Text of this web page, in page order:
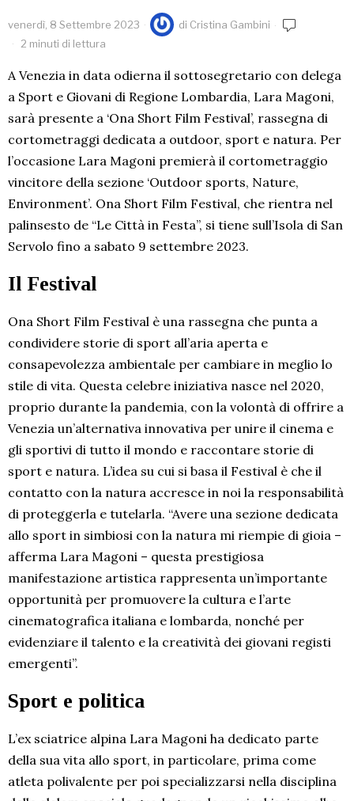
venerdì, 8 Settembre 2023 di Cristina Gambini
2 minuti di lettura
A Venezia in data odierna il sottosegretario con delega
a Sport e Giovani di Regione Lombardia, Lara Magoni,
sarà presente a ‘Ona Short Film Festival’, rassegna di
cortometraggi dedicata a outdoor, sport e natura. Per
l’occasione Lara Magoni premierà il cortometraggio
vincitore della sezione ‘Outdoor sports, Nature,
Environment’. Ona Short Film Festival, che rientra nel
palinsesto de “Le Città in Festa”, si tiene sull’Isola di San
Servolo fino a sabato 9 settembre 2023.
Il Festival
Ona Short Film Festival è una rassegna che punta a
condividere storie di sport all’aria aperta e
consapevolezza ambientale per cambiare in meglio lo
stile di vita. Questa celebre iniziativa nasce nel 2020,
proprio durante la pandemia, con la volontà di offrire a
Venezia un’alternativa innovativa per unire il cinema e
gli sportivi di tutto il mondo e raccontare storie di
sport e natura. L’idea su cui si basa il Festival è che il
contatto con la natura accresce in noi la responsabilità
di proteggerla e tutelarla. “Avere una sezione dedicata
allo sport in simbiosi con la natura mi riempie di gioia –
afferma Lara Magoni – questa prestigiosa
manifestazione artistica rappresenta un’importante
opportunità per promuovere la cultura e l’arte
cinematografica italiana e lombarda, nonché per
evidenziare il talento e la creatività dei giovani registi
emergenti”.
Sport e politica
L’ex sciatrice alpina Lara Magoni ha dedicato parte
della sua vita allo sport, in particolare, prima come
atleta polivalente per poi specializzarsi nella disciplina